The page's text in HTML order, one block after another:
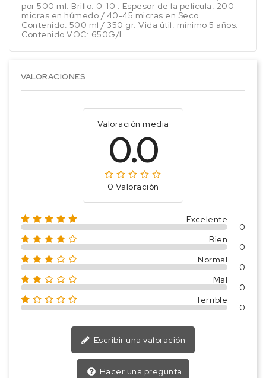
por 500 ml. Brillo: 0-10 . Espesor de la película: 200
micras en húmedo / 40-45 micras en Seco.
Contenido: 500 ml / 350 gr. Vida útil: mínimo 5 años.
Contenido VOC: 650G/L
VALORACIONES
Valoración media
0.0
0 Valoración
Excelente
0
Bien
0
Normal
0
Mal
0
Terrible
0
Escribir una valoración
Hacer una pregunta